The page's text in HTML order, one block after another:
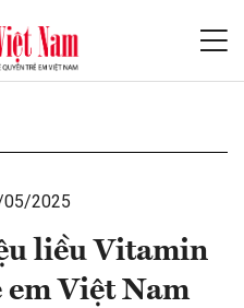
05/2025
liều Vitamin
Việt Nam